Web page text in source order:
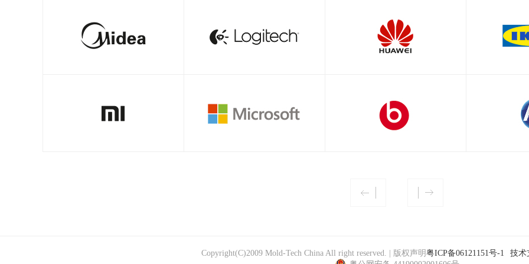
Copyright(C)2009 Mold-Tech China All right reserved. | 版权声明粤ICP备06121151号-1
技术